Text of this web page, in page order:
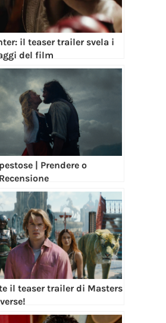
il teaser trailer svela i
del film
| Prendere o
il teaser trailer di Masters